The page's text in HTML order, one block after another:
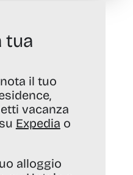
tua
il tuo
vacanza
Expedia o
alloggio